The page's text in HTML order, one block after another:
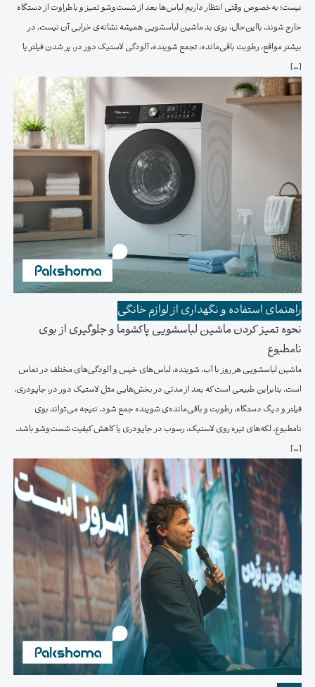
نیست؛ به‌خصوص وقتی انتظار داریم لباس‌ها بعد از شست‌وشو تمیز و باطراوت از دستگاه
خارج شوند. بااین‌حال، بوی بد ماشین لباسشویی همیشه نشانه‌ی خرابی آن نیست. در
بیشتر مواقع، رطوبت باقی‌مانده، تجمع شوینده، آلودگی لاستیک دور در، پر شدن فیلتر یا
[…]
راهنمای استفاده و نگهداری از لوازم خانگی
نحوه تمیز کردن ماشین لباسشویی پاکشوما و جلوگیری از بوی
نامطبوع
ماشین لباسشویی هر روز با آب، شوینده، لباس‌های خیس و آلودگی‌های مختلف در تماس
است. بنابراین طبیعی است که بعد از مدتی در بخش‌هایی مثل لاستیک دور در، جاپودری،
فیلتر و دیگ دستگاه، رطوبت و باقی‌مانده‌ی شوینده جمع شود. نتیجه می‌تواند بوی
نامطبوع، لکه‌های تیره روی لاستیک، رسوب در جاپودری یا کاهش کیفیت شست‌وشو باشد.
[…]